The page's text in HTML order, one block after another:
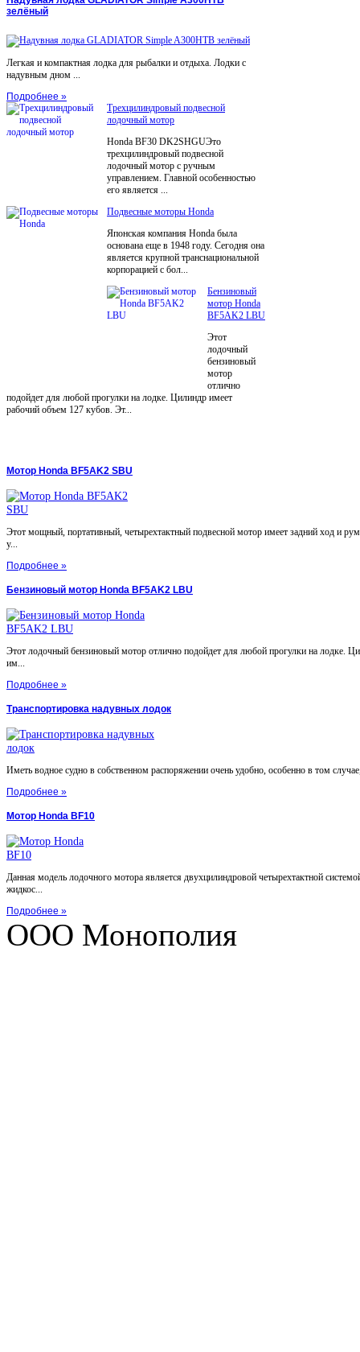
зелёный
Легкая и компактная лодка для рыбалки и отдыха. Лодки с
надувным дном ...
Подробнее »
Трехцилиндровый подвесной
лодочный мотор
Honda BF30 DK2SHGUЭто
трехцилиндровый подвесной
лодочный мотор с ручным
управлением. Главной особенностью
его является ...
Подвесные моторы Honda
Японская компания Honda была
основана еще в 1948 году. Сегодня она
является крупной транснациональной
корпорацией с бол...
Бензиновый
мотор Honda
BF5AK2 LBU
Этот
лодочный
бензиновый
мотор
отлично
подойдет для любой прогулки на лодке. Цилиндр имеет
рабочий объем 127 кубов. Эт...
Мотор Honda BF5AK2 SBU
Этот мощный, портативный, четырехтактный подвесной мотор имеет задний ход и
у...
Подробнее »
Бензиновый мотор Honda BF5AK2 LBU
Этот лодочный бензиновый мотор отлично подойдет для любой прогулки на лодке.
им...
Подробнее »
Транспортировка надувных лодок
Иметь водное судно в собственном распоряжении очень удобно, особенно в том
Подробнее »
Мотор Honda BF10
Данная модель лодочного мотора является двухцилиндровой четырехтактной
жидкос...
Подробнее »
ООО Монополия